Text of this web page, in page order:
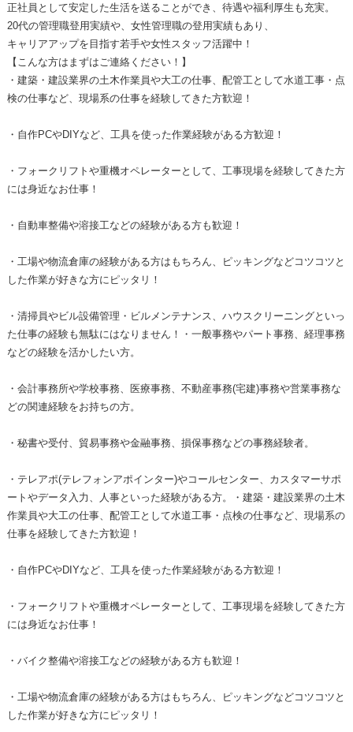
正社員として安定した生活を送ることができ、待遇や福利厚生も充実。
20代の管理職登用実績や、女性管理職の登用実績もあり、
キャリアアップを目指す若手や女性スタッフ活躍中！
【こんな方はまずはご連絡ください！】
・建築・建設業界の土木作業員や大工の仕事、配管工として水道工事・点
検の仕事など、現場系の仕事を経験してきた方歓迎！
・自作PCやDIYなど、工具を使った作業経験がある方歓迎！
・フォークリフトや重機オペレーターとして、工事現場を経験してきた方
には身近なお仕事！
・自動車整備や溶接工などの経験がある方も歓迎！
・工場や物流倉庫の経験がある方はもちろん、ピッキングなどコツコツと
した作業が好きな方にピッタリ！
・清掃員やビル設備管理・ビルメンテナンス、ハウスクリーニングといっ
た仕事の経験も無駄にはなりません！・一般事務やパート事務、経理事務
などの経験を活かしたい方。
・会計事務所や学校事務、医療事務、不動産事務(宅建)事務や営業事務な
どの関連経験をお持ちの方。
・秘書や受付、貿易事務や金融事務、損保事務などの事務経験者。
・テレアポ(テレフォンアポインター)やコールセンター、カスタマーサポ
ートやデータ入力、人事といった経験がある方。・建築・建設業界の土木
作業員や大工の仕事、配管工として水道工事・点検の仕事など、現場系の
仕事を経験してきた方歓迎！
・自作PCやDIYなど、工具を使った作業経験がある方歓迎！
・フォークリフトや重機オペレーターとして、工事現場を経験してきた方
には身近なお仕事！
・バイク整備や溶接工などの経験がある方も歓迎！
・工場や物流倉庫の経験がある方はもちろん、ピッキングなどコツコツと
した作業が好きな方にピッタリ！